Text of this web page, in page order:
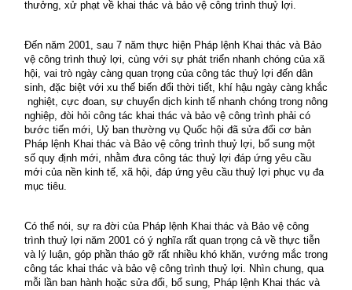
thưởng, xử phạt về khai thác và bảo vệ công trình thuỷ lợi.
Đến năm 2001, sau 7 năm thực hiện Pháp lệnh Khai thác và Bảo
vệ công trình thuỷ lợi, cùng với sự phát triển nhanh chóng của xã
hội, vai trò ngày càng quan trọng của công tác thuỷ lợi đến dân
sinh, đặc biệt với xu thế biến đổi thời tiết, khí hậu ngày càng khắc
nghiệt, cực đoan, sự chuyển dịch kinh tế nhanh chóng trong nông
nghiệp, đòi hỏi công tác khai thác và bảo vệ công trình phải có
bước tiến mới, Uỷ ban thường vụ Quốc hội đã sửa đổi cơ bản
Pháp lệnh Khai thác và Bảo vệ công trình thuỷ lợi, bổ sung một
số quy định mới, nhằm đưa công tác thuỷ lợi đáp ứng yêu cầu
mới của nền kinh tế, xã hội, đáp ứng yêu cầu thuỷ lợi phục vụ đa
mục tiêu.
Có thể nói, sự ra đời của Pháp lệnh Khai thác và Bảo vệ công
trình thuỷ lợi năm 2001 có ý nghĩa rất quan trọng cả về thực tiễn
và lý luận, góp phần tháo gỡ rất nhiều khó khăn, vướng mắc trong
công tác khai thác và bảo vệ công trình thuỷ lợi. Nhìn chung, qua
mỗi lần ban hành hoặc sửa đổi, bổ sung, Pháp lệnh Khai thác và